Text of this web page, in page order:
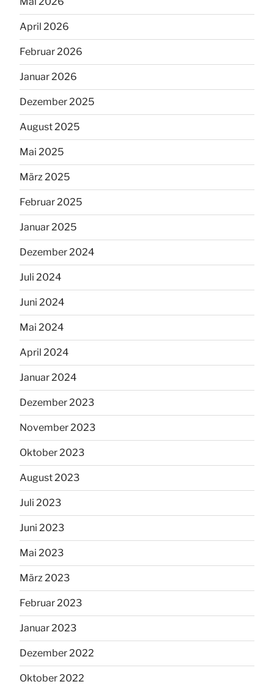
April 2026
Februar 2026
Januar 2026
Dezember 2025
August 2025
Mai 2025
März 2025
Februar 2025
Januar 2025
Dezember 2024
Juli 2024
Juni 2024
Mai 2024
April 2024
Januar 2024
Dezember 2023
November 2023
Oktober 2023
August 2023
Juli 2023
Juni 2023
Mai 2023
März 2023
Februar 2023
Januar 2023
Dezember 2022
Oktober 2022